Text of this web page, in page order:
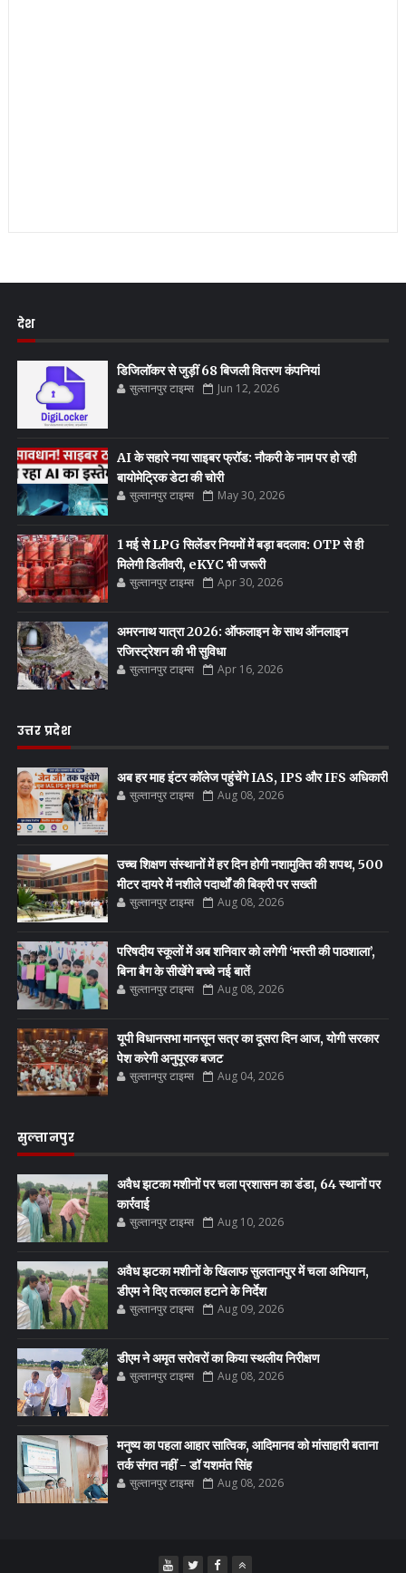
देश
डिजिलॉकर से जुड़ीं 68 बिजली वितरण कंपनियां
सुल्तानपुर टाइम्स Jun 12, 2026
AI के सहारे नया साइबर फ्रॉड: नौकरी के नाम पर हो रही
बायोमेट्रिक डेटा की चोरी
सुल्तानपुर टाइम्स May 30, 2026
1 मई से LPG सिलेंडर नियमों में बड़ा बदलाव: OTP से ही
मिलेगी डिलीवरी, eKYC भी जरूरी
सुल्तानपुर टाइम्स Apr 30, 2026
अमरनाथ यात्रा 2026: ऑफलाइन के साथ ऑनलाइन
रजिस्ट्रेशन की भी सुविधा
सुल्तानपुर टाइम्स Apr 16, 2026
उत्तर प्रदेश
अब हर माह इंटर कॉलेज पहुंचेंगे IAS, IPS और IFS अधिकारी
सुल्तानपुर टाइम्स Aug 08, 2026
उच्च शिक्षण संस्थानों में हर दिन होगी नशामुक्ति की शपथ, 500
मीटर दायरे में नशीले पदार्थों की बिक्री पर सख्ती
सुल्तानपुर टाइम्स Aug 08, 2026
परिषदीय स्कूलों में अब शनिवार को लगेगी ‘मस्ती की पाठशाला’,
बिना बैग के सीखेंगे बच्चे नई बातें
सुल्तानपुर टाइम्स Aug 08, 2026
यूपी विधानसभा मानसून सत्र का दूसरा दिन आज, योगी सरकार
पेश करेगी अनुपूरक बजट
सुल्तानपुर टाइम्स Aug 04, 2026
सुल्तानपुर
अवैध झटका मशीनों पर चला प्रशासन का डंडा, 64 स्थानों पर
कार्रवाई
सुल्तानपुर टाइम्स Aug 10, 2026
अवैध झटका मशीनों के खिलाफ सुलतानपुर में चला अभियान,
डीएम ने दिए तत्काल हटाने के निर्देश
सुल्तानपुर टाइम्स Aug 09, 2026
डीएम ने अमृत सरोवरों का किया स्थलीय निरीक्षण
सुल्तानपुर टाइम्स Aug 08, 2026
मनुष्य का पहला आहार सात्विक, आदिमानव को मांसाहारी बताना
तर्क संगत नहीं - डॉ यशमंत सिंह
सुल्तानपुर टाइम्स Aug 08, 2026